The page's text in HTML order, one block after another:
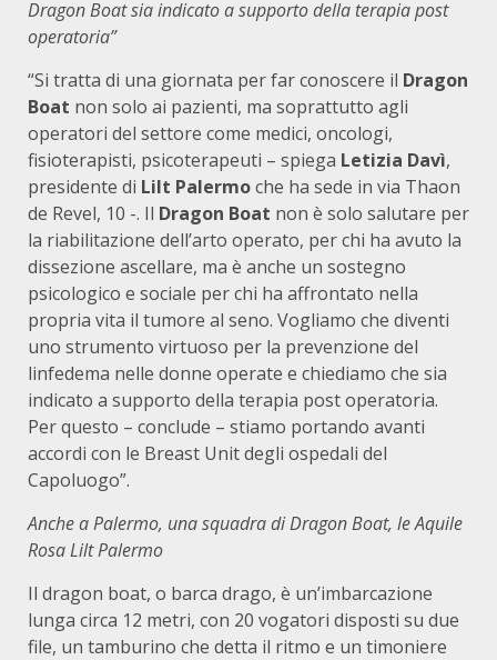
Dragon Boat sia indicato a supporto della terapia post
operatoria”
“Si tratta di una giornata per far conoscere il Dragon
Boat non solo ai pazienti, ma soprattutto agli
operatori del settore come medici, oncologi,
fisioterapisti, psicoterapeuti – spiega Letizia Davì,
presidente di Lilt Palermoche ha sede in via Thaon
de Revel, 10 -. Il Dragon Boat non è solo salutare per
la riabilitazione dell’arto operato, per chi ha avuto la
dissezione ascellare, ma è anche un sostegno
psicologico e sociale per chi ha affrontato nella
propria vita il tumore al seno. Vogliamo che diventi
uno strumento virtuoso per la prevenzione del
linfedema nelle donne operate e chiediamo che sia
indicato a supporto della terapia post operatoria.
Per questo – conclude – stiamo portando avanti
accordi con le Breast Unit degli ospedali del
Capoluogo”.
Anche a Palermo, una squadra di Dragon Boat, le Aquile
Rosa Lilt Palermo
Il dragon boat, o barca drago, è un’imbarcazione
lunga circa 12 metri, con 20 vogatori disposti su due
file, un tamburino che detta il ritmo e un timoniere